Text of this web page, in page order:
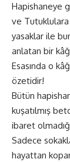
Hapishaneye
ve Tutuklulara
yasaklar ile
anlatan bir
Esasında o
özetidir!
Bütün
kuşatılmış
ibaret
Sadece
hayattan